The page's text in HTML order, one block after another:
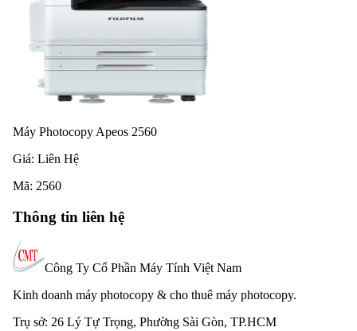
Máy Photocopy Apeos 2560
Giá: Liên Hệ
Mã: 2560
Thông tin liên hệ
Công Ty Cổ Phần Máy Tính Việt Nam
Kinh doanh máy photocopy & cho thuê máy photocopy.
Trụ sở: 26 Lý Tự Trọng, Phường Sài Gòn, TP.HCM